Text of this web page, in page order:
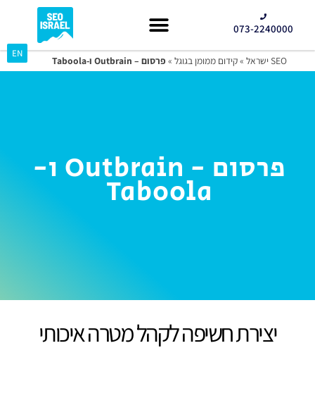
073-2240000
SEO ישראל »קידום ממומן בגוגל » פרסום – Outbrain ו-Taboola
פרסום - Outbrain ו-
Taboola
יצירת חשיפה לקהל מטרה איכותי
EN